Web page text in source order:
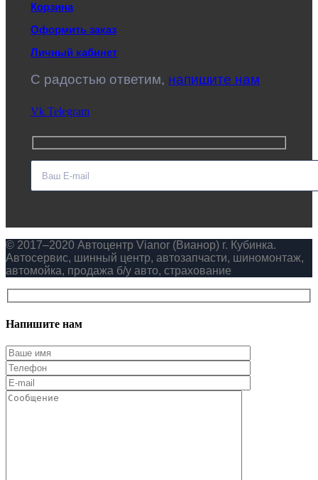
Корзина
Оформить заказ
Личный кабинет
C радостью ответим, напишите нам
Vk Telegram
© 2017–2020 Автоцентр Vianor (Вианор) г. Кубинка.
Автосервис, шинный центр, автозапчасти, шиномонтаж,
автомойка, продажа б/у авто, страхование
Напишите нам